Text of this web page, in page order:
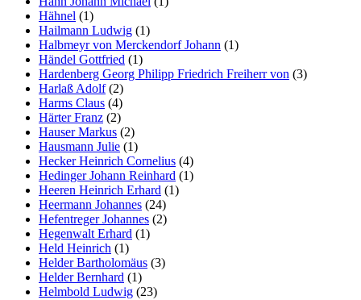
Hähnel (1)
Hailmann Ludwig (1)
Halbmeyr von Merckendorf Johann (1)
Händel Gottfried (1)
Hardenberg Georg Philipp Friedrich Freiherr von (3)
Harlaß Adolf(2)
Harms Claus (4)
Härter Franz (2)
Hauser Markus (2)
Hausmann Julie (1)
Hecker Heinrich Cornelius (4)
Hedinger Johann Reinhard (1)
Heeren Heinrich Erhard (1)
Heermann Johannes (24)
Hefentreger Johannes (2)
Hegenwalt Erhard (1)
Held Heinrich (1)
Helder Bartholomäus (3)
Helder Bernhard (1)
Helmbold Ludwig (23)